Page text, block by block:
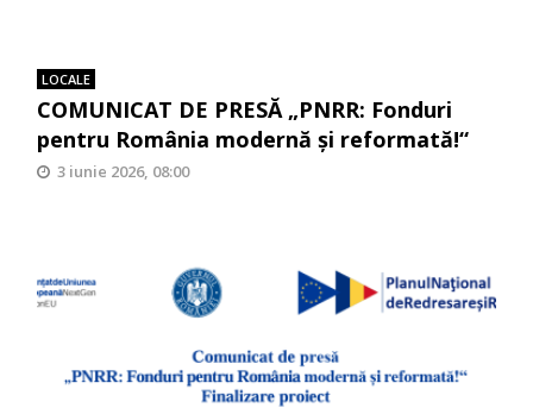
LOCALE
COMUNICAT DE PRESĂ „PNRR: Fonduri
pentru România modernă și reformată!“
3 iunie 2026, 08:00